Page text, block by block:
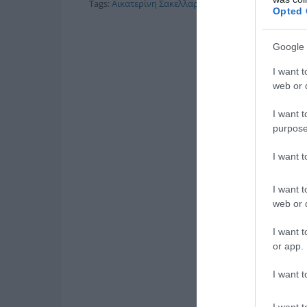
Opted
Google
I want
web or
I want
I want
I want
web or
I want
or app.
I want
Tags: Αικατερίνη Σακελλαροπούλου ΕΘΝΙΚΗ